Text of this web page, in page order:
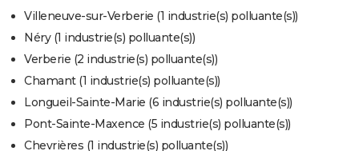
COPAINS D'AVANT
S'inscrire
Se connecter
Lycées
Collèges
Primaires
Universités
Entreprises
Service militaire
Avis de recherche
AVIS DE DÉCÈS
FORUM
Bricolage
Lifestyle
Culture
Sport
Auto
Television
Voyage
Cinema
Villeneuve-sur-Verberie (1 industrie(s) polluante(s))
Néry (1 industrie(s) polluante(s))
Verberie (2 industrie(s) polluante(s))
Chamant (1 industrie(s) polluante(s))
Longueil-Sainte-Marie (6 industrie(s) polluante(s))
Pont-Sainte-Maxence (5 industrie(s) polluante(s))
Chevrières (1 industrie(s) polluante(s))